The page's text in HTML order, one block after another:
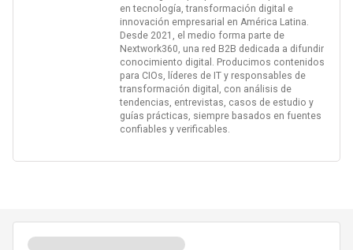
en tecnología, transformación digital e
innovación empresarial en América Latina.
Desde 2021, el medio forma parte de
Nextwork360, una red B2B dedicada a difundir
conocimiento digital. Producimos contenidos
para CIOs, líderes de IT y responsables de
transformación digital, con análisis de
tendencias, entrevistas, casos de estudio y
guías prácticas, siempre basados en fuentes
confiables y verificables.